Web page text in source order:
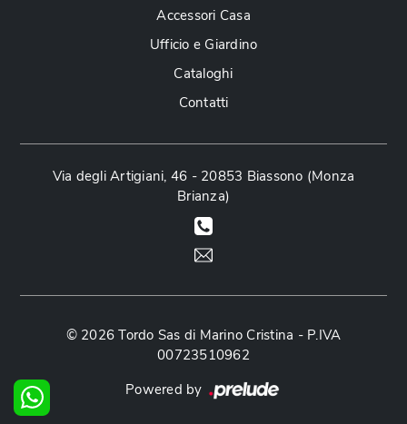
Accessori Casa
Ufficio e Giardino
Cataloghi
Contatti
Via degli Artigiani, 46 - 20853 Biassono (Monza
Brianza)
© 2026 Tordo Sas di Marino Cristina - P.IVA
00723510962
Powered by